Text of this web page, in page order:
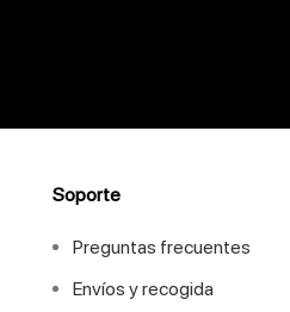
Soporte
Preguntas frecuentes
Envíos y recogida